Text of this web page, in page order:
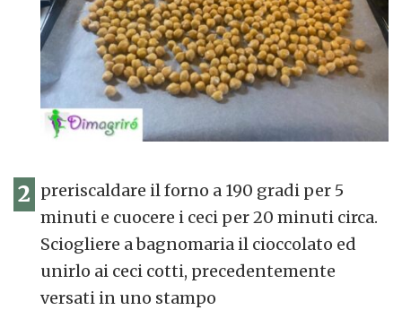
2 preriscaldare il forno a 190 gradi per 5
minuti e cuocere i ceci per 20 minuti circa.
Sciogliere a bagnomaria il cioccolato ed
unirlo ai ceci cotti, precedentemente
versati in uno stampo